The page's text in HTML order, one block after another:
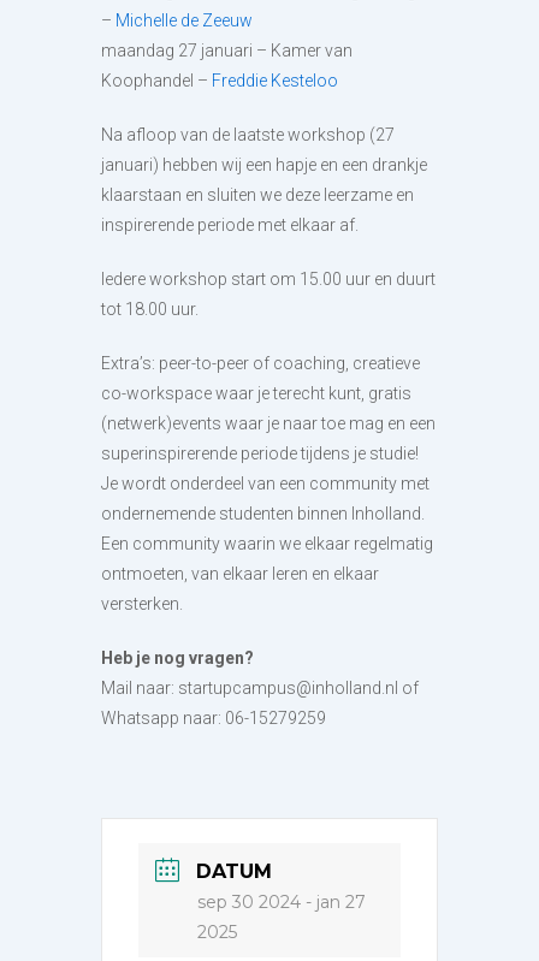
– Michelle de Zeeuw
maandag 27 januari – Kamer van
Koophandel – Freddie Kesteloo
Na afloop van de laatste workshop (27
januari) hebben wij een hapje en een drankje
klaarstaan en sluiten we deze leerzame en
inspirerende periode met elkaar af.
Iedere workshop start om 15.00 uur en duurt
tot 18.00 uur.
Extra’s: peer-to-peer of coaching, creatieve
co-workspace waar je terecht kunt, gratis
(netwerk)events waar je naar toe mag en een
superinspirerende periode tijdens je studie!
Je wordt onderdeel van een community met
ondernemende studenten binnen Inholland.
Een community waarin we elkaar regelmatig
ontmoeten, van elkaar leren en elkaar
versterken.
Heb je nog vragen?
Mail naar: startupcampus@inholland.nl of
Whatsapp naar: 06-15279259
DATUM
sep 30 2024 - jan 27
2025